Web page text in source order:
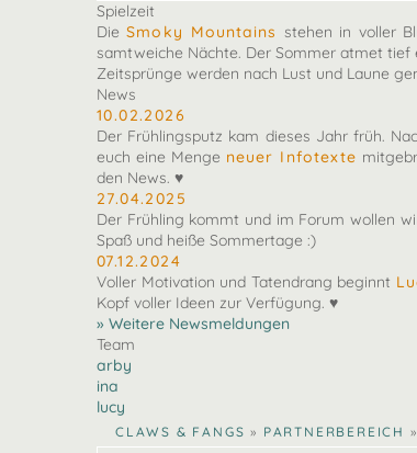
Spielzeit
DieSmoky Mountains stehen in voller
samtweiche Nächte. Der Sommer atmet
Zeitsprünge werden nach Lust und Laune
News
10.02.2026
Der Frühlingsputz kam dieses Jahr früh.
euch eine Menge neuer Infotexte
den News. ♥
27.04.2025
Der Frühling kommt und im Forum wollen
Spaß und heiße Sommertage :)
07.12.2024
Voller Motivation und Tatendrang beginnt
Kopf voller Ideen zur Verfügung. ♥
» Weitere Newsmeldungen
Team
arby
ina
lucy
CLAWS & FANGS » PARTNERBEREICH »